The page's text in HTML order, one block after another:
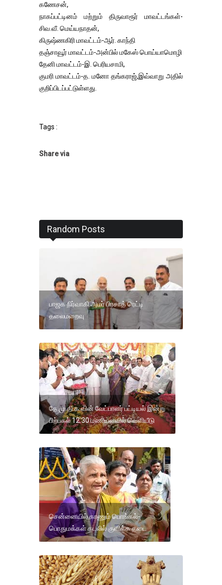
கணேசன்,
நாகப்பட்டினம் மற்றும் திருவாரூர் மாவட்டங்கள்-
சிவ.வீ. மெய்யநாதன்,
கிருஷ்ணகிரி மாவட்டம்-ஆர். காந்தி
தஞ்சாவூர் மாவட்டம்-அன்பில் மகேஸ் பொய்யாமொழி
தேனி மாவட்டம்-இ. பெரியசாமி,
குமரி மாவட்டம்-த. மனோ தங்கராஜ்,இவ்வாறு அதில்
குறிப்பிடப்பட்டுள்ளது.
Tags :
Share via
Random Posts
பாஜக நிர்வாகி அமர் பிரசாத் ரெட்டி
தலைமறைவு
தே.மு.தி.க.வின் வேட்பாளர் பட்டியல் இன்று
பிற்பகல் 12:30 மணியளவில் வெளியீடு
சென்னையில் காணும் பொங்கல்-
பொதுமக்கள் கடலில் குளிக்க தடை